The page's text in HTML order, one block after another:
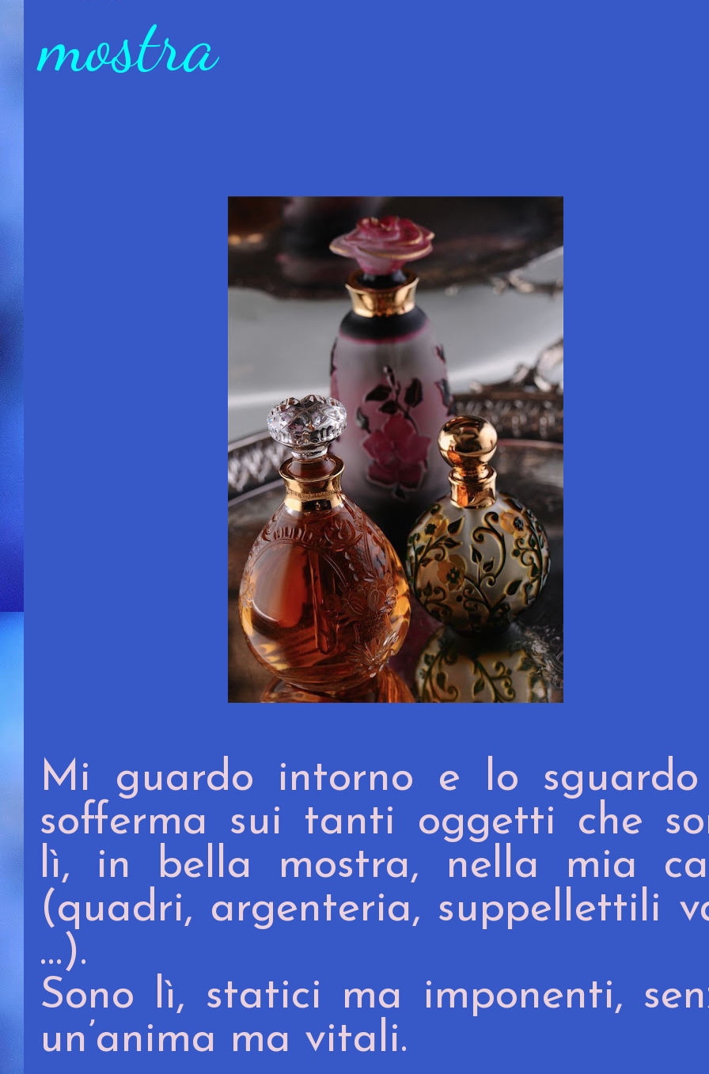
mostra
Mi guardo intorno e lo
sofferma sui tanti oggetti che
lì, in bella mostra, nella mia
(quadri, argenteria, suppellettili
…).
Sono lì, statici ma imponenti,
un’anima ma vitali.